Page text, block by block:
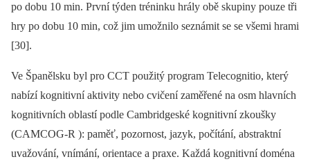
po dobu 10 min. První týden tréninku hrály obě skupiny pouze tři
hry po dobu 10 min, což jim umožnilo seznámit se se všemi hrami
[30].
Ve Španělsku byl pro CCT použitý program Telecognitio, který
nabízí kognitivní aktivity nebo cvičení zaměřené na osm hlavních
kognitivních oblastí podle Cambridgeské kognitivní zkoušky
(CAMCOG-R ): paměť, pozornost, jazyk, počítání, abstraktní
uvažování, vnímání, orientace a praxe. Každá kognitivní doména